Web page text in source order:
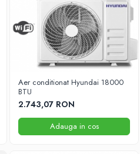
Aer conditionat Hyundai 18000
BTU
2.743,07 RON
Adauga in cos